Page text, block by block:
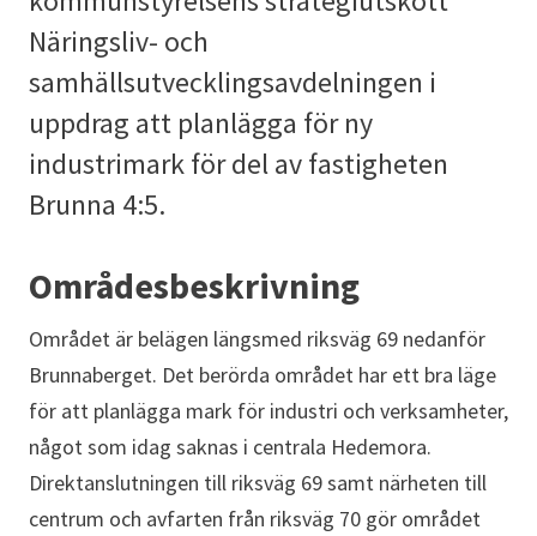
Näringsliv- och
samhällsutvecklingsavdelningen i
uppdrag att planlägga för ny
industrimark för del av fastigheten
Brunna 4:5.
Områdesbeskrivning
Området är belägen längsmed riksväg 69 nedanför
Brunnaberget. Det berörda området har ett bra läge
för att planlägga mark för industri och verksamheter,
något som idag saknas i centrala Hedemora.
Direktanslutningen till riksväg 69 samt närheten till
centrum och avfarten från riksväg 70 gör området